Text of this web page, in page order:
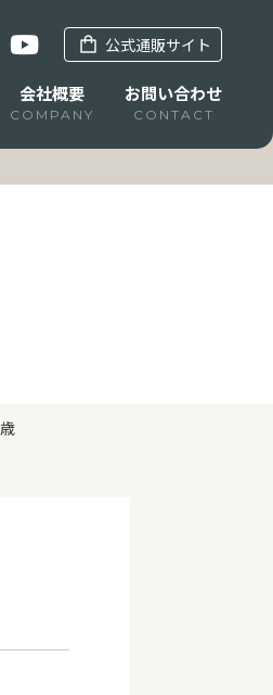
公式通販サイト
会社概要
COMPANY
お問い合わせ
CONTACT